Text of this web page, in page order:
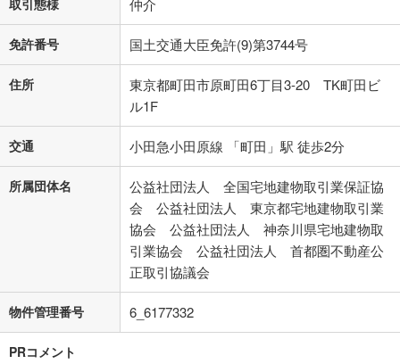
取引態様 仲介
免許番号 国土交通大臣免許(9)第3744号
住所
東京都町田市原町田6丁目3-20 TK町田ビ
ル1F
交通 小田急小田原線 「町田」駅 徒歩2分
所属団体名
公益社団法人 全国宅地建物取引業保証協
会 公益社団法人 東京都宅地建物取引業
協会 公益社団法人 神奈川県宅地建物取
引業協会 公益社団法人 首都圏不動産公
正取引協議会
物件管理番号 6_6177332
PRコメント